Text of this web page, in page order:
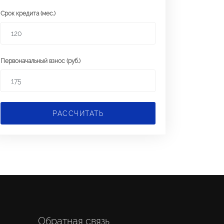
Срок кредита (мес.)
Первоначальный взнос (руб.)
РАССЧИТАТЬ
Обратная связь